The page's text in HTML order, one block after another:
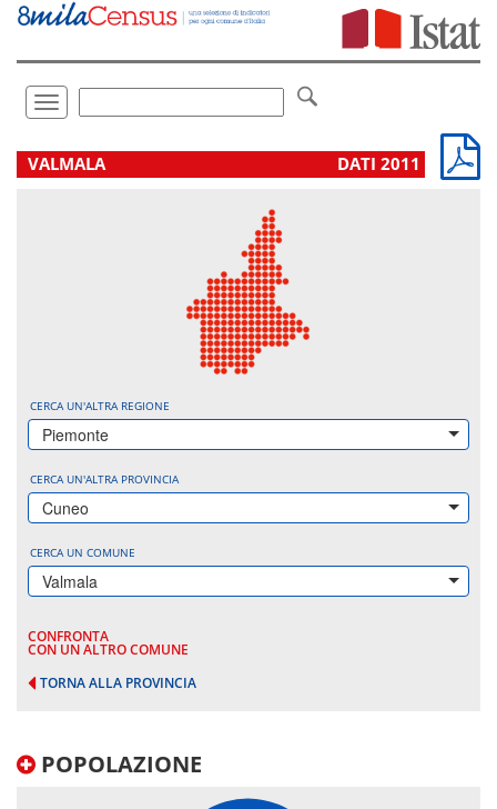
Vai
direttamente
Toggle
navigation
.
VALMALA DATI 2011
CERCA UN'ALTRA REGIONE
Piemonte
CERCA UN'ALTRA PROVINCIA
Cuneo
CERCA UN COMUNE
Valmala
CONFRONTA
CON UN ALTRO COMUNE
TORNA ALLA PROVINCIA
POPOLAZIONE